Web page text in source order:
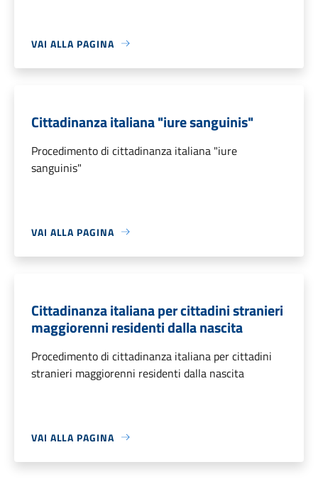
VAI ALLA PAGINA
Cittadinanza italiana "iure sanguinis"
Procedimento di cittadinanza italiana "iure
sanguinis"
VAI ALLA PAGINA
Cittadinanza italiana per cittadini stranieri
maggiorenni residenti dalla nascita
Procedimento di cittadinanza italiana per cittadini
stranieri maggiorenni residenti dalla nascita
VAI ALLA PAGINA